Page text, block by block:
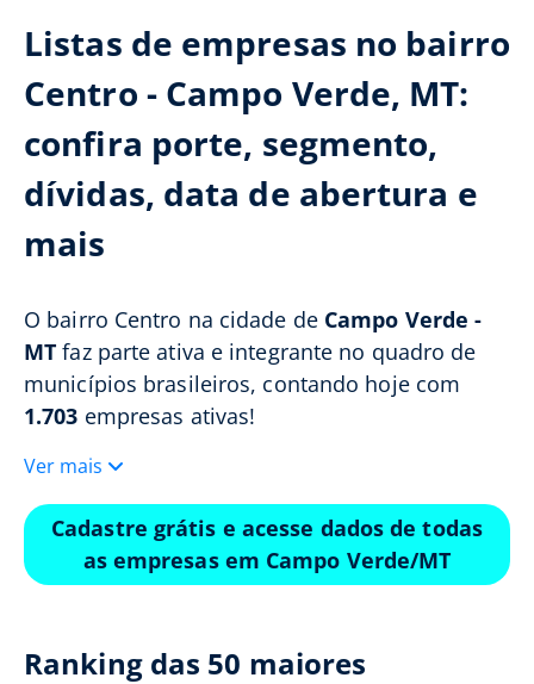
Listas de empresas no bairro
Centro - Campo Verde, MT:
confira porte, segmento,
dívidas, data de abertura e
mais
O bairro Centro na cidade de Campo Verde -
MT faz parte ativa e integrante no quadro de
municípios brasileiros, contando hoje com
1.703 empresas ativas!
Ver mais
Cadastre grátis e acesse dados de todas
as empresas em Campo Verde/MT
Ranking das 50 maiores